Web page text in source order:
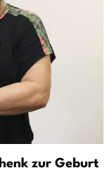
zur Geburt